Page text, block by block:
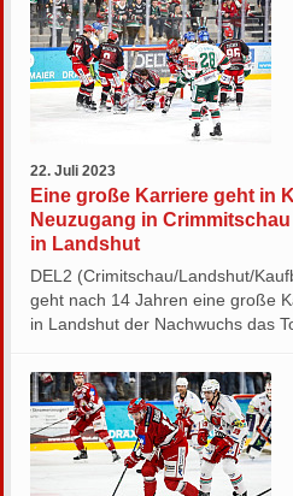
22. Juli 2023
Eine große Karriere geht in
Neuzugang in
in Landshut
DEL2 (Crimitschau/Landshut/
geht nach 14 Jahren eine große
in Landshut der Nachwuchs das